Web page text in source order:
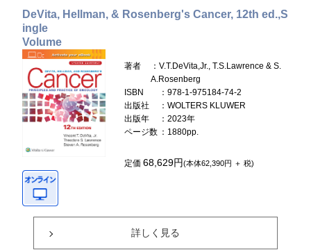
DeVita, Hellman, & Rosenberg's Cancer, 12th ed.,S
ingle
Volume
著者
：V.T.DeVita,Jr., T.S.Lawrence & S.
A.Rosenberg
ISBN
：978-1-975184-74-2
出版社
：WOLTERS KLUWER
出版年
：2023年
ページ数 ：1880pp.
定価68,629円(本体62,390円 ＋ 税)
詳しく見る